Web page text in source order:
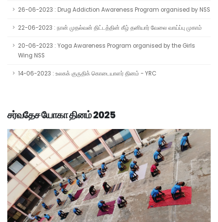
26-06-2023 : Drug Addiction Awareness Program organised by NSS
22-06-2023 : நான் முதல்வன் திட்டத்தின் கீழ் தனியார் வேலை வாய்ப்பு முகாம்
20-06-2023 : Yoga Awareness Program organised by the Girls
Wing NSS
14-06-2023 : உலகக் குருதிக் கொடையாளர் தினம் - YRC
சர்வதேச யோகா தினம் 2025